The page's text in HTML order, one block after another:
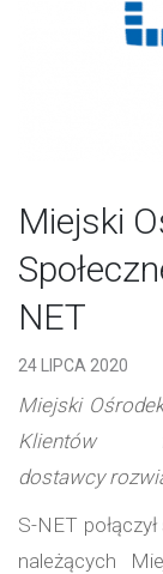
Miejski
NET
24 LIPCA 2020
Miejski
Klientów
dostawcy
S-NET
należących